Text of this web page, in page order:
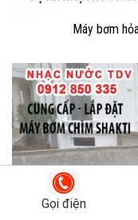
Máy bơm
Gọi điện